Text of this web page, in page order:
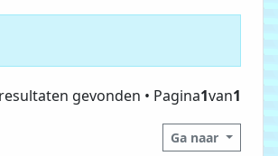
gevonden • Pagina1van1
Ga naar